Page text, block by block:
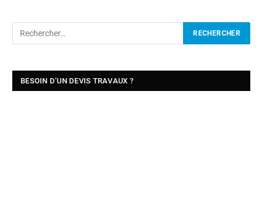
BESOIN D’UN DEVIS TRAVAUX ?